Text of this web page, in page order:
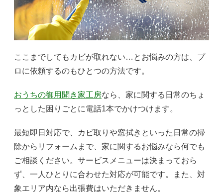
ここまでしてもカビが取れない…とお悩みの方は、プ
ロに依頼するのもひとつの方法です。
おうちの御用聞き家工房なら、家に関する日常のちょ
っとした困りごとに電話1本でかけつけます。
最短即日対応で、カビ取りや窓拭きといった日常の掃
除からリフォームまで、家に関するお悩みなら何でも
ご相談ください。サービスメニューは決まっておら
ず、一人ひとりに合わせた対応が可能です。また、対
象エリア内なら出張費はいただきません。